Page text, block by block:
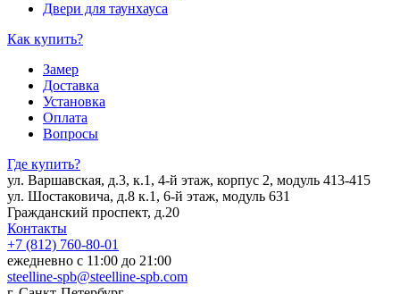
Двери для таунхауса
Как купить?
Замер
Доставка
Установка
Оплата
Вопросы
Где купить?
ул. Варшавская, д.3, к.1, 4-й этаж, корпус 2, модуль 413-415
ул. Шостаковича, д.8 к.1, 6-й этаж, модуль 631
Гражданский проспект, д.20
Контакты
+7 (812) 760-80-01
ежедневно с 11:00 до 21:00
steelline-spb@steelline-spb.com